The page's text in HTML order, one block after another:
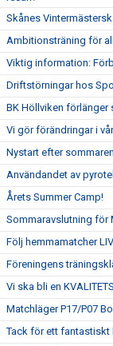
Skånes
Ambitionsträning för
Viktig information:
Driftstörningar hos
BK Höllviken förlänger
Vi gör förändringar i
Nystart efter
Användandet av
Årets Summer Camp!
Sommaravslutning för
Följ hemmamatcher
Föreningens
Vi ska bli en
Matchläger P17/P07
Tack för ett fantastiskt